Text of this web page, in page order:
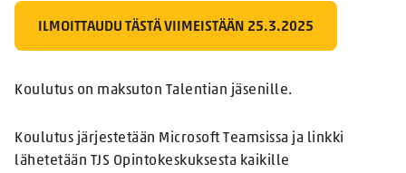
ILMOITTAUDU TÄSTÄ VIIMEISTÄÄN 25.3.2025
Koulutus on maksuton Talentian jäsenille.
Koulutus järjestetään Microsoft Teamsissa ja linkki
lähetetään TJS Opintokeskuksesta kaikille